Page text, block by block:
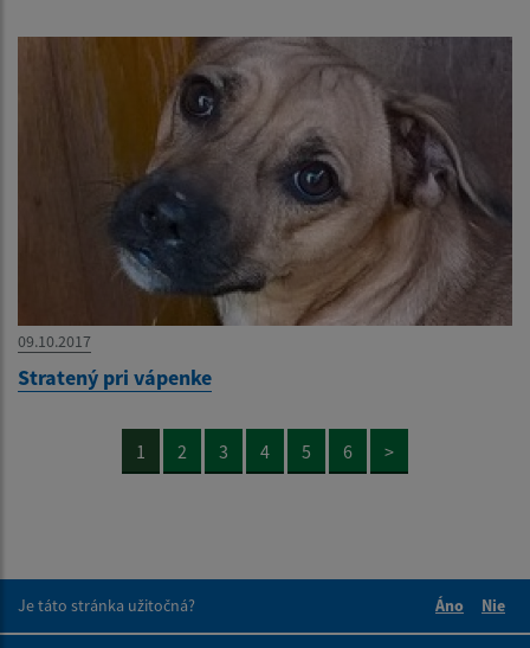
09.10.2017
Stratený pri vápenke
1 2 3 4 5 6 >
Je táto stránka užitočná?
Áno
Nie